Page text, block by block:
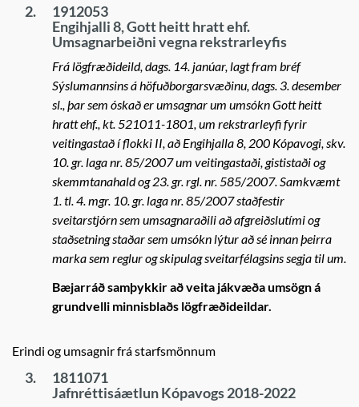
2.
1912053
Engihjalli 8, Gott heitt hratt ehf.
Umsagnarbeiðni vegna rekstrarleyfis
Frá lögfræðideild, dags. 14. janúar, lagt fram bréf
Sýslumannsins á höfuðborgarsvæðinu, dags. 3. desember
sl., þar sem óskað er umsagnar um umsókn Gott heitt
hratt ehf., kt. 521011-1801, um rekstrarleyfi fyrir
veitingastað í flokki II, að Engihjalla 8, 200 Kópavogi, skv.
10. gr. laga nr. 85/2007 um veitingastaði, gististaði og
skemmtanahald og 23. gr. rgl. nr. 585/2007. Samkvæmt
1. tl. 4. mgr. 10. gr. laga nr. 85/2007 staðfestir
sveitarstjórn sem umsagnaraðili að afgreiðslutími og
staðsetning staðar sem umsókn lýtur að sé innan þeirra
marka sem reglur og skipulag sveitarfélagsins segja til um.
Bæjarráð samþykkir að veita jákvæða umsögn á
grundvelli minnisblaðs lögfræðideildar.
Erindi og umsagnir frá starfsmönnum
3.
1811071
Jafnréttisáætlun Kópavogs 2018-2022